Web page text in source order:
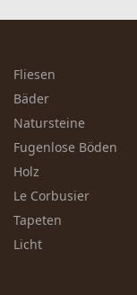
Fliesen
Bäder
Natursteine
Fugenlose Böden
Holz
Le Corbusier
Tapeten
Licht